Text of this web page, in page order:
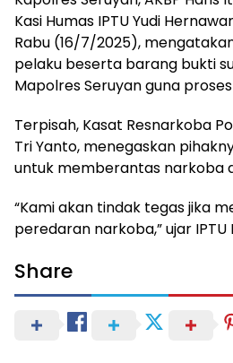
Kasi Humas IPTU Yudi
Rabu (16/7/2025),
pelaku beserta barang bukti
Mapolres Seruyan guna
Terpisah, Kasat Resnarkoba
Tri Yanto, menegaskan
untuk memberantas narkoba
“Kami akan tindak tegas jika
peredaran narkoba,” ujar IPTU
Share